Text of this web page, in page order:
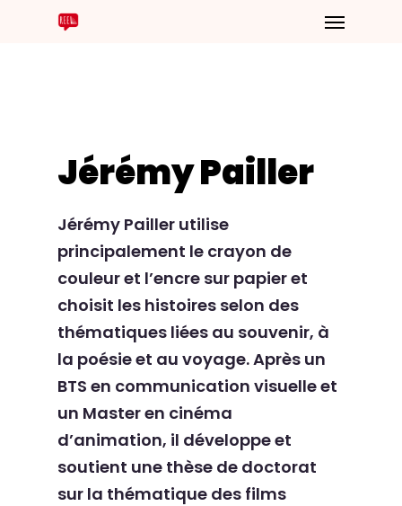
Jérémy Pailler
Jérémy Pailler utilise
principalement le crayon de
couleur et l’encre sur papier et
choisit les histoires selon des
thématiques liées au souvenir, à
la poésie et au voyage. Après un
BTS en communication visuelle et
un Master en cinéma
d’animation, il développe et
soutient une thèse de doctorat
sur la thématique des films